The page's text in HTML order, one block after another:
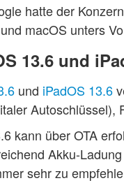
hatte der
macOS unters
13.6 und
und iPadOS 13.6
kann über OTA
Akku-
sehr zu